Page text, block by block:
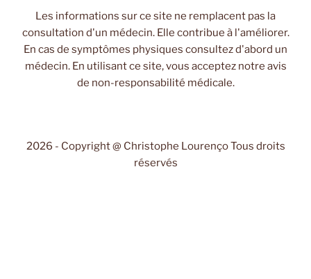
Les informations sur ce site ne remplacent pas la
consultation d'un médecin. Elle contribue à l'améliorer.
En cas de symptômes physiques consultez d'abord un
médecin. En utilisant ce site, vous acceptez notre avis
de non-responsabilité médicale.
2026 - Copyright @ Christophe Lourenço Tous droits
réservés